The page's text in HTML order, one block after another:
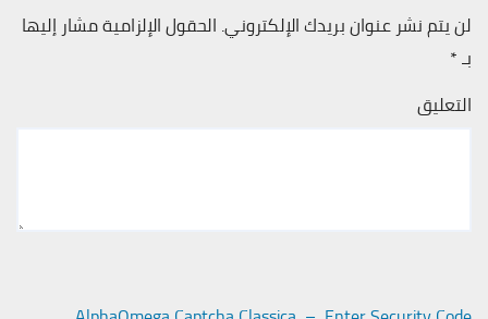
لن يتم نشر عنوان بريدك الإلكتروني. الحقول الإلزامية مشار إليها
بـ*
التعليق